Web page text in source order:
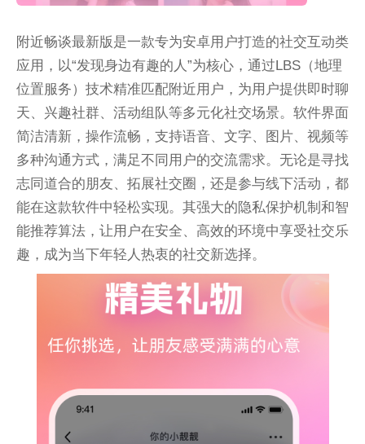
附近畅谈最新版是一款专为安卓用户打造的社交互动类
应用，以“发现身边有趣的人”为核心，通过LBS（地理
位置服务）技术精准匹配附近用户，为用户提供即时聊
天、兴趣社群、活动组队等多元化社交场景。软件界面
简洁清新，操作流畅，支持语音、文字、图片、视频等
多种沟通方式，满足不同用户的交流需求。无论是寻找
志同道合的朋友、拓展社交圈，还是参与线下活动，都
能在这款软件中轻松实现。其强大的隐私保护机制和智
能推荐算法，让用户在安全、高效的环境中享受社交乐
趣，成为当下年轻人热衷的社交新选择。